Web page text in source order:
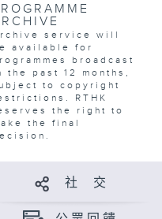
service will
available for
broadcast
the past 12 months,
to copyright
RTHK
the right to
the final
社 交